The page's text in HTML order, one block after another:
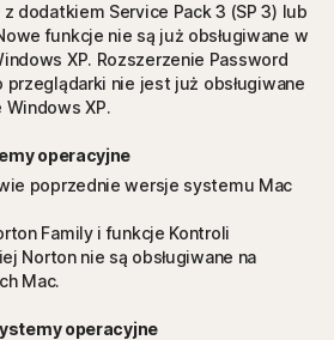
dodatkiem Service Pack 3 (SP 3) lub
funkcje nie są już obsługiwane w
XP. Rozszerzenie Password
przeglądarki nie jest już obsługiwane
XP.
operacyjne
poprzednie wersje systemu Mac
Family i funkcje Kontroli
Norton nie są obsługiwane na
Mac.
operacyjne